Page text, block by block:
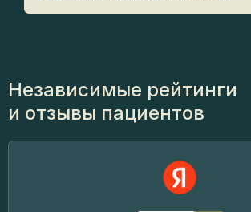
Независимые рейтинги
и отзывы пациентов